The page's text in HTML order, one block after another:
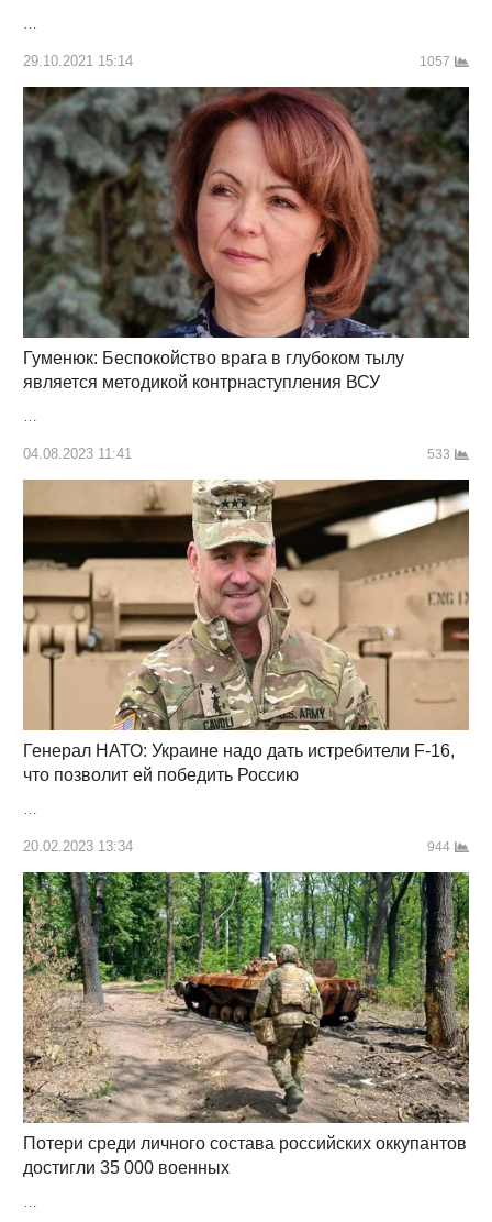
29.10.2021 15:14 1057
Гуменюк: Беспокойство врага в глубоком тылу
является методикой контрнаступления ВСУ
…
04.08.2023 11:41 533
Генерал НАТО: Украине надо дать истребители F-16,
что позволит ей победить Россию
…
20.02.2023 13:34 944
Потери среди личного состава российских оккупантов
достигли 35 000 военных
…